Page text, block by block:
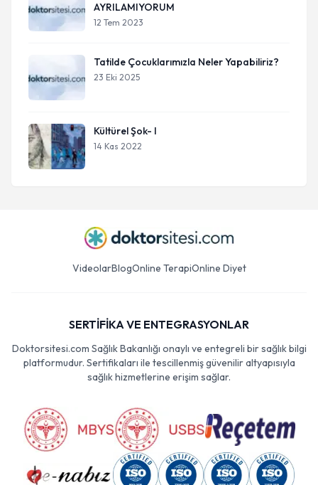
AYRILAMIYORUM
12 Tem 2023
Tatilde Çocuklarımızla Neler Yapabiliriz?
23 Eki 2025
Kültürel Şok- I
14 Kas 2022
VideolarBlogOnline TerapiOnline Diyet
SERTİFİKA VE ENTEGRASYONLAR
Doktorsitesi.com Sağlık Bakanlığı onaylı ve entegreli bir sağlık bilgi
platformudur. Sertifikaları ile tescillenmiş güvenilir altyapısıyla
sağlık hizmetlerine erişim sağlar.